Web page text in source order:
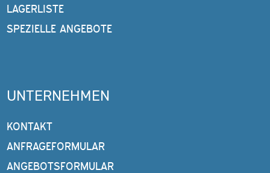
LAGERLISTE
SPEZIELLE ANGEBOTE
UNTERNEHMEN
KONTAKT
ANFRAGEFORMULAR
ANGEBOTSFORMULAR